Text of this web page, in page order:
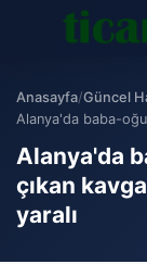
Anasayfa/Güncel
Alanya'da baba-
Alanya'da
çıkan
yaralı